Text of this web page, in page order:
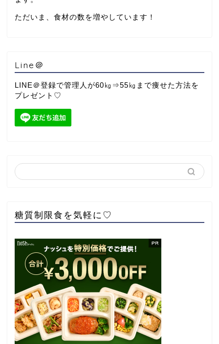
ただいま、食材の数を増やしています！
Line＠
LINE＠登録で管理人が60㎏⇒55㎏まで痩せた方法を
プレゼント♡
糖質制限食を気軽に♡